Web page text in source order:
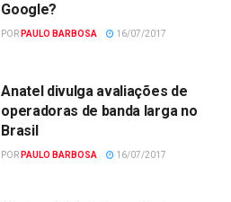
Google?
POR PAULO BARBOSA 16/07/2017
Anatel divulga avaliações de
operadoras de banda larga no
Brasil
POR PAULO BARBOSA 16/07/2017